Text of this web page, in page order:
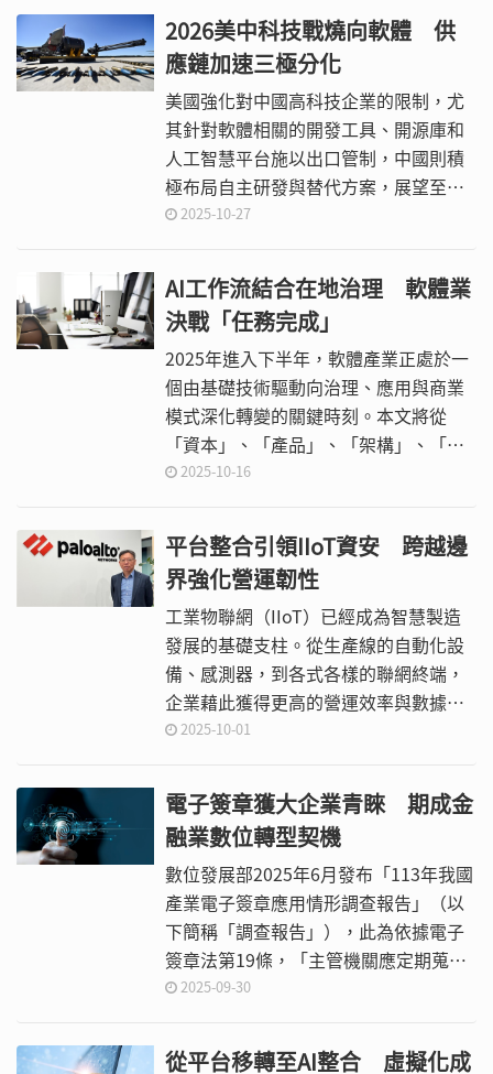
固態硬碟（SSD）相輔相成。
2026美中科技戰燒向軟體 供
應鏈加速三極分化
美國強化對中國高科技企業的限制，尤
其針對軟體相關的開發工具、開源庫和
人工智慧平台施以出口管制，中國則積
極布局自主研發與替代方案，展望至
2026年，這場科技戰將進入更深層次的
的複雜趨勢。
2025-10-27
AI工作流結合在地治理 軟體業
決戰「任務完成」
2025年進入下半年，軟體產業正處於一
個由基礎技術驅動向治理、應用與商業
模式深化轉變的關鍵時刻。本文將從
「資本」、「產品」、「架構」、「治
理」與「市場」五大方向，分析下半年
2025-10-16
平台整合引領IIoT資安 跨越邊
界強化營運韌性
工業物聯網（IIoT）已經成為智慧製造
發展的基礎支柱。從生產線的自動化設
備、感測器，到各式各樣的聯網終端，
企業藉此獲得更高的營運效率與數據洞
察能力。然而，這些帶來效率的同時，
訊科技（IT）與營運科技（OT）之間存
在明顯的邊界，各自擁有不同的通訊協
定、設備生命週期與管理邏輯，使得IT
領域的安全方案難以直接套用於OT環
境。
2025-10-01
電子簽章獲大企業青睞 期成金
融業數位轉型契機
數位發展部2025年6月發布「113年我國
產業電子簽章應用情形調查報告」（以
下簡稱「調查報告」），此為依據電子
簽章法第19條，「主管機關應定期蒐集
我國電子簽章之應用情形，辦理國際法
每年公布之。」
2025-09-30
從平台移轉至AI整合 虛擬化成